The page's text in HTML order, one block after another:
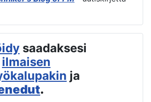
saadaksesi
ilmaisen
ja
.